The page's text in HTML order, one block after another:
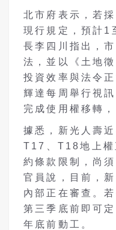
北市府表示，若
現行規定，預計1
長李四川指出，
法，並以《土地
投資效率與法令
輝達每周舉行視
完成使用權移轉
據悉，新光人壽
T17、T18地上權
約條款限制，尚
官員說，目前，
內部正在審查。
第三季底前即可
年底前動工。